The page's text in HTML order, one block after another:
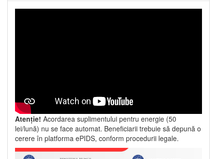
Atenție! Acordarea suplimentului pentru energie (50
lei/lună) nu se face automat. Beneficiarii trebuie să depună o
cerere în platforma ePIDS, conform procedurii legale.